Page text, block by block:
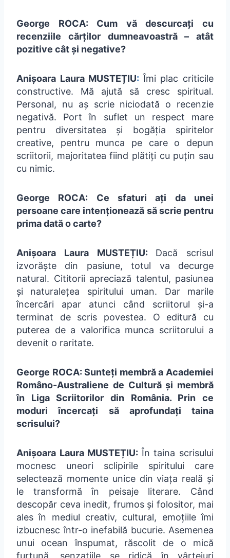
George ROCA: Cum vă descurcați cu
recenziile cărților dumneavoastră – atât
pozitive cât și negative?
Anișoara Laura MUSTEȚIU: Îmi plac criticile
constructive. Mă ajută să cresc spiritual.
Personal, nu aș scrie niciodată o recenzie
negativă. Port în suflet un respect mare
pentru diversitatea și bogăția spiritelor
creative, pentru munca pe care o depun
scriitorii, majoritatea fiind plătiți cu puțin sau
cu nimic.
George ROCA: Ce sfaturi ați da unei
persoane care intenționează să scrie pentru
prima dată o carte?
Anișoara Laura MUSTEȚIU: Dacă scrisul
izvorăște din pasiune, totul va decurge
natural. Cititorii apreciază talentul, pasiunea
și naturalețea spiritului uman. Dar marile
încercări apar atunci când scriitorul și-a
terminat de scris povestea. O editură cu
puterea de a valorifica munca scriitorului a
devenit o raritate.
George ROCA: Sunteți membră a Academiei
Româno-Australiene de Cultură și membră
în Liga Scriitorilor din România. Prin ce
moduri încercați să aprofundați taina
scrisului?
Anișoara Laura MUSTEȚIU: În taina scrisului
mocnesc uneori sclipirile spiritului care
selectează momente unice din viața reală și
le transformă în peisaje literare. Când
descopăr ceva inedit, frumos și folositor, mai
ales în mediul creativ, cultural, emoțiile îmi
izbucnesc într-o inefabilă bucurie. Asemenea
unui ocean înspumat, răscolit de o mică
furtună, senzațiile se ridică în vârtejuri